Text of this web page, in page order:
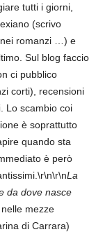
tutti i giorni,
(scrivo
nei romanzi …) e
Sul blog faccio
ci pubblico
corti), recensioni
Lo scambio coi
è soprattutto
quando sta
è però
La
da dove nasce
mezze
di Carrara)